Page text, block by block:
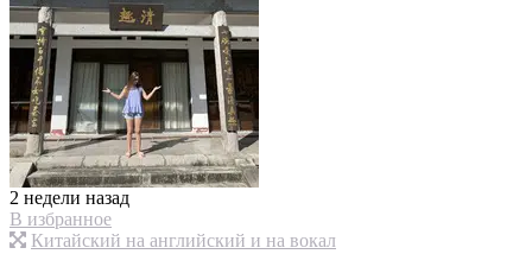
2 недели назад
В избранное
Китайский на английский и на вокал